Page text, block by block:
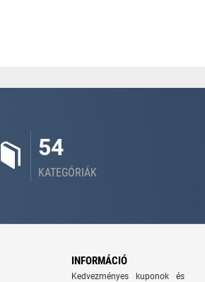
54
KATEGÓRIÁK
INFORMÁCIÓ
Kedvezményes kuponok és